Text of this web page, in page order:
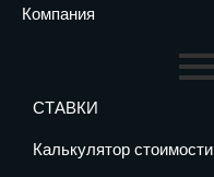
Компания
СТАВКИ
Калькулятор стоимости